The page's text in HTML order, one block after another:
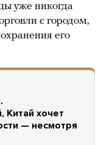
уже никогда
с городом,
его
Китай хочет
— несмотря